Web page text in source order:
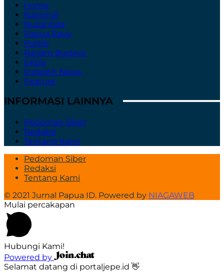
Home
Nasional
Nusantara
Papua Raya
Politik
Ragam Budaya
Ekbis
Indepth News
Feature
INFORMASI LAINNYA
Pedoman Siber
Redaksi
Tentang Kami
Pedoman Siber
Redaksi
Tentang Kami
© 2021 Jurnal Papua ID. Powered by NIAGAWEB
Mulai percakapan
Hubungi Kami!
Powered by
Selamat datang di portaljepe.id 👋